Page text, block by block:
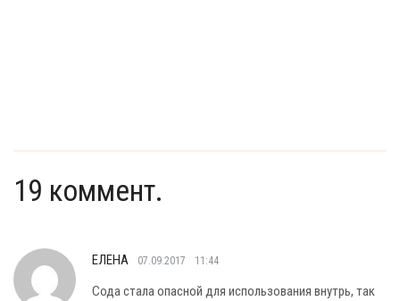
19 коммент.
ЕЛЕНА 07.09.2017 11:44
Сода стала опасной для использования внутрь, так